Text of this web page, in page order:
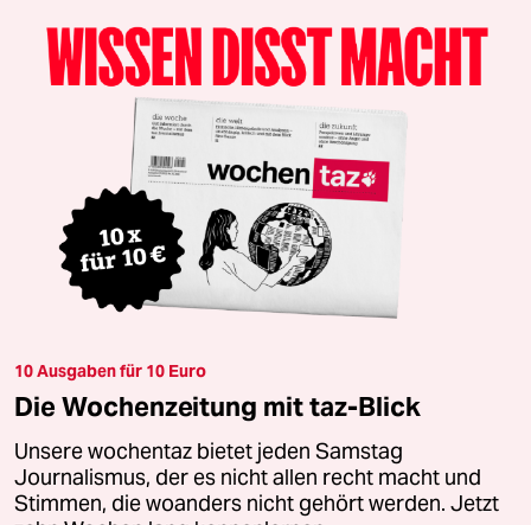
10 Ausgaben für 10 Euro
Die Wochenzeitung mit taz-Blick
Unsere wochentaz bietet jeden Samstag
Journalismus, der es nicht allen recht macht und
Stimmen, die woanders nicht gehört werden. Jetzt